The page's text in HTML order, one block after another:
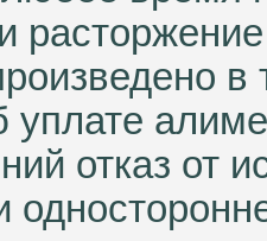
уплате
отказ от